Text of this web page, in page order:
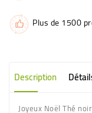
Plus de 1500
Description
Joyeux Noël Thé